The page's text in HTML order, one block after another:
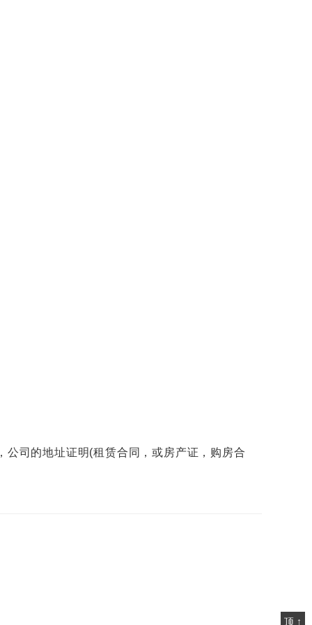
司的地址证明(租赁合同，或房产证，购房合
顶 ↑